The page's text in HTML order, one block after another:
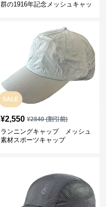
群の1916年記念メッシュキャッ
SALE
¥2,550 ¥2840(割引前)
ランニングキャップ メッシュ
素材スポーツキャップ